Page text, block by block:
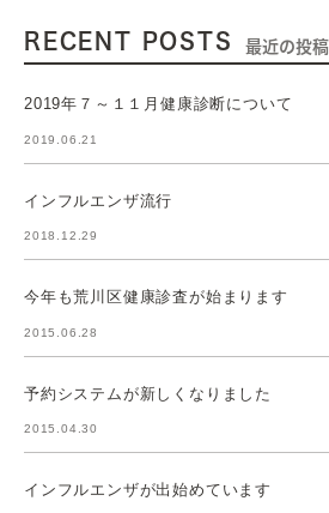
RECENT POSTS 最近の投稿
2019年７～１１月健康診断について
2019.06.21
インフルエンザ流行
2018.12.29
今年も荒川区健康診査が始まります
2015.06.28
予約システムが新しくなりました
2015.04.30
インフルエンザが出始めています